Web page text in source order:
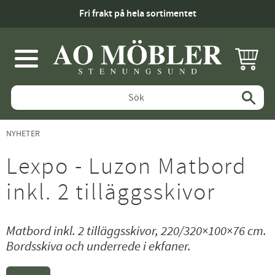
Fri frakt på hela sortimentet
Meny
NYHETER
Lexpo - Luzon Matbord
inkl. 2 tilläggsskivor
Matbord inkl. 2 tilläggsskivor, 220/320×100×76 cm.
Bordsskiva och underrede i ekfaner.